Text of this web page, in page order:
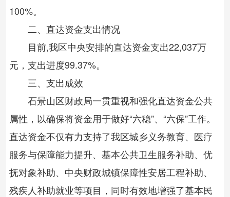
100%。
二、直达资金支出情况
目前,我区中央安排的直达资金支出22,037万
元，支出进度99.37%。
三、支出成效
石景山区财政局一贯重视和强化直达资金公共
属性，以确保将资金用于做好“六稳”、“六保”工作。
直达资金不仅有力支持了我区城乡义务教育、医疗
服务与保障能力提升、基本公共卫生服务补助、优
抚对象补助、中央财政城镇保障性安居工程补助、
残疾人补助就业等项目，同时有效地增强了基本民